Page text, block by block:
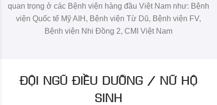
quan trọng ở các Bệnh viện hàng đầu Việt Nam như: Bệnh
viện Quốc tế Mỹ AIH, Bệnh viện Từ Dũ, Bệnh viện FV,
Bệnh viện Nhi Đồng 2, CMI Việt Nam
ĐỘI NGŨ ĐIỀU DƯỠNG / NỮ HỘ
SINH